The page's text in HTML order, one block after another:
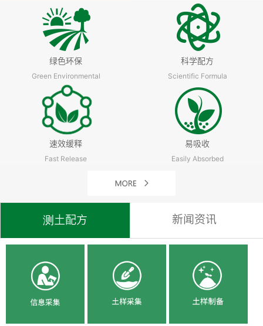
绿色环保
Green Environmental
科学配方
Scientific Formula
速效缓释
Fast Release
易吸收
Easily Absorbed
测土配方 新闻资讯